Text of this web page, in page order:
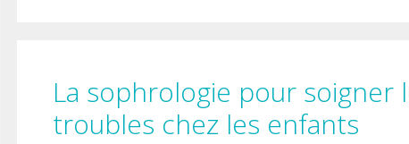
La sophrologie pour soigner
troubles chez les enfants